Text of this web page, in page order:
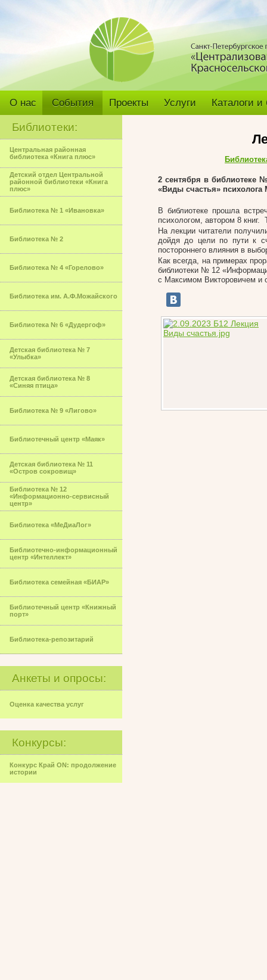
О нас События Проекты Услуги Каталоги
Библиотеки:
Центральная районная
библиотека «Книга плюс»
Детский отдел Центральной
районной библиотеки «Книга
плюс»
Библиотека № 1 «Ивановка»
Библиотека № 2
Библиотека № 4 «Горелово»
Библиотека им. А.Ф.Можайского
Библиотека № 6 «Дудергоф»
Детская библиотека № 7
«Улыбка»
Детская библиотека № 8
«Синяя птица»
Библиотека № 9 «Лигово»
Библиотечный центр «Маяк»
Детская библиотека № 11
«Остров сокровищ»
Библиотека № 12
«Информационно-сервисный
центр»
Библиотека «МеДиаЛог»
Библиотечно-информационный
центр «Интеллект»
Библиотека семейная «БИАР»
Библиотечный центр «Книжный
порт»
Библиотека-репозитарий
Анкеты и опросы:
Оценка качества услуг
Конкурсы:
Конкурс Край ON: продолжение
истории
2 сентября в библиотеке
«Виды счастья»
В библиотеке прошла
психологом, автором 8
На лекции читатели
дойдя до цели по пути к
постороннего влияния в
Как всегда, на примерах
библиотеки № 12
с Максимом Викторовичем и